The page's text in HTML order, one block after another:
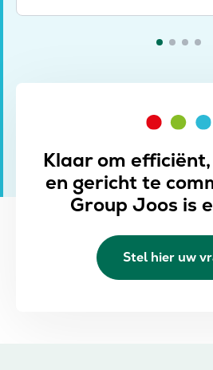
Klaar om
en gericht te
Group Joos is
Stel hier uw